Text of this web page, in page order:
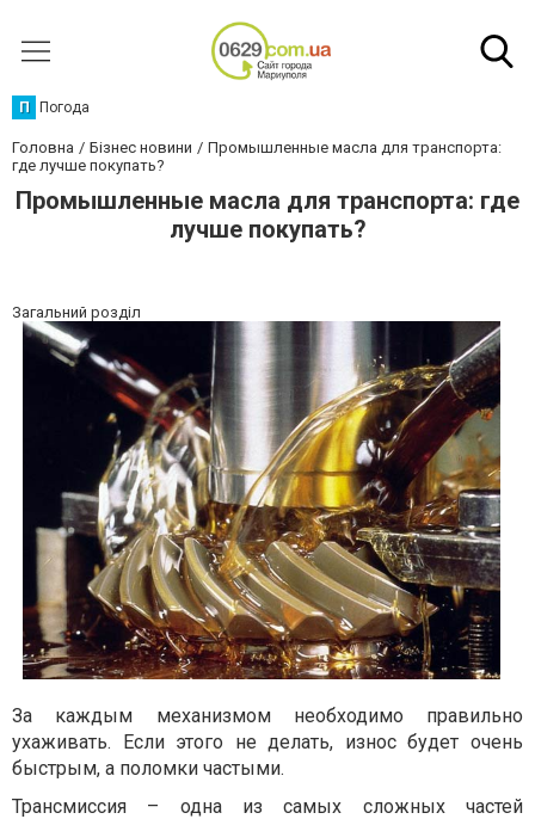
П Погода
Головна Бізнес новини
Промышленные масла для транспорта:
где лучше покупать?
Промышленные масла для транспорта: где
лучше покупать?
Загальний розділ
За каждым механизмом необходимо правильно
ухаживать. Если этого не делать, износ будет очень
быстрым, а поломки частыми.
Трансмиссия – одна из самых сложных частей